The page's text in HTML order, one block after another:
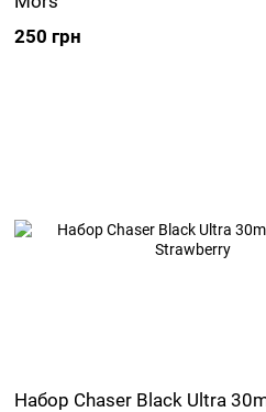
250 грн
Набор Chaser Black Ultra